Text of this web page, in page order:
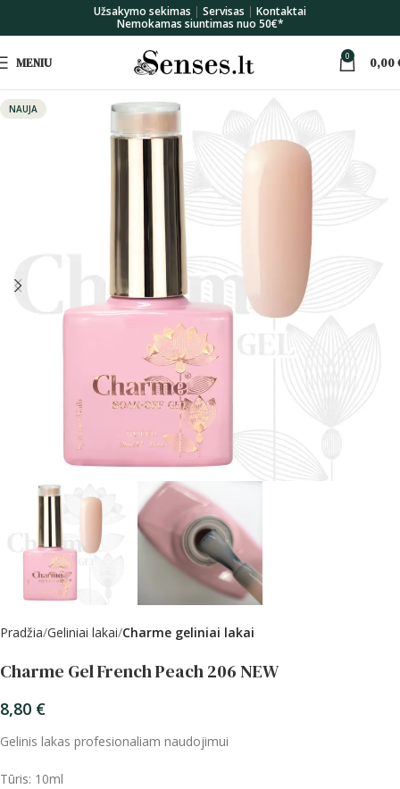
Užsakymo sekimas | Servisas | Kontaktai
Nemokamas siuntimas nuo 50€*
MENIU 0 0,00
NAUJA
Pradžia Geliniai lakai Charme geliniai lakai
Charme Gel French Peach 206 NEW
8,80 €
Gelinis lakas profesionaliam naudojimui
Tūris: 10ml